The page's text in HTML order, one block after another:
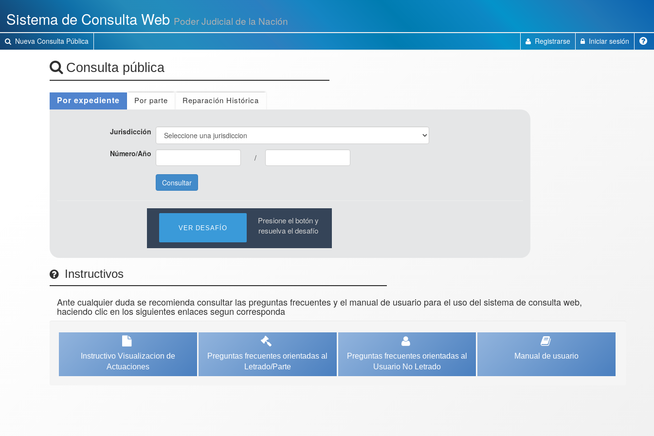
las
teclas
Control+Alt+A
para
acceder
Sistema de Consulta Web Poder Judicial de la Nación
Nueva Consulta Pública Registrarse Iniciar sesión
Consulta pública
Por expediente Por parte Reparación Histórica
Jurisdicción
Número/Año /
Instructivos
Ante cualquier duda se recomienda consultar las preguntas frecuentes y el manual de usuario para el uso del sistema de consulta web,
haciendo clic en los siguientes enlaces segun corresponda
Instructivo Visualizacion de
Actuaciones
Preguntas frecuentes orientadas al
Letrado/Parte
Preguntas frecuentes orientadas al
Usuario No Letrado
Manual de usuario